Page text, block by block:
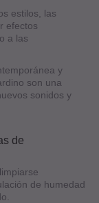
estilos, las
efectos
a las
y
son una
sonidos y
de
de humedad